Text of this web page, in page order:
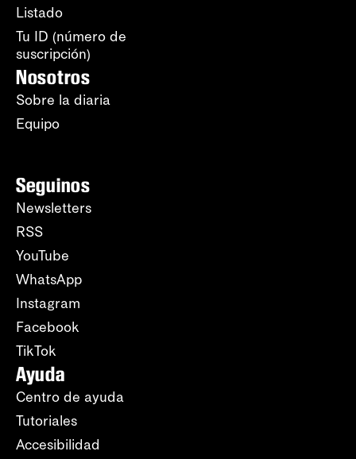
Listado
Tu ID (número de
suscripción)
Nosotros
Sobre la diaria
Equipo
Seguinos
Newsletters
RSS
YouTube
WhatsApp
Instagram
Facebook
TikTok
Ayuda
Centro de ayuda
Tutoriales
Accesibilidad